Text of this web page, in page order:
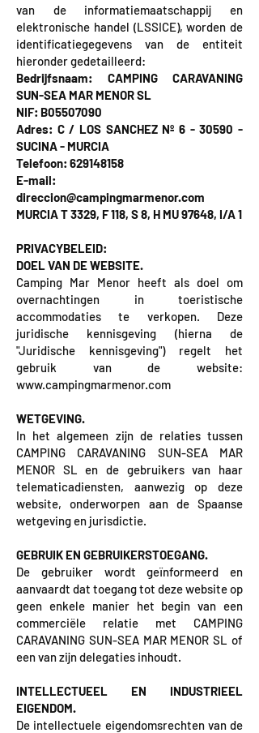
van de informatiemaatschappij en
elektronische handel (LSSICE), worden de
identificatiegegevens van de entiteit
hieronder gedetailleerd:
Bedrijfsnaam: CAMPING CARAVANING
SUN-SEA MAR MENOR SL
NIF: B05507090
Adres: C / LOS SANCHEZ Nº 6 - 30590 -
SUCINA - MURCIA
Telefoon: 629148158
E-mail:
direccion@campingmarmenor.com
MURCIA T 3329, F 118, S 8, H MU 97648, I/A 1
PRIVACYBELEID:
DOEL VAN DE WEBSITE.
Camping Mar Menor heeft als doel om
overnachtingen in toeristische
accommodaties te verkopen. Deze
juridische kennisgeving (hierna de
"Juridische kennisgeving") regelt het
gebruik van de website:
www.campingmarmenor.com
WETGEVING.
In het algemeen zijn de relaties tussen
CAMPING CARAVANING SUN-SEA MAR
MENOR SL en de gebruikers van haar
telematicadiensten, aanwezig op deze
website, onderworpen aan de Spaanse
wetgeving en jurisdictie.
GEBRUIK EN GEBRUIKERSTOEGANG.
De gebruiker wordt geïnformeerd en
aanvaardt dat toegang tot deze website op
geen enkele manier het begin van een
commerciële relatie met CAMPING
CARAVANING SUN-SEA MAR MENOR SL of
een van zijn delegaties inhoudt.
INTELLECTUEEL EN INDUSTRIEEL
EIGENDOM.
De intellectuele eigendomsrechten van de